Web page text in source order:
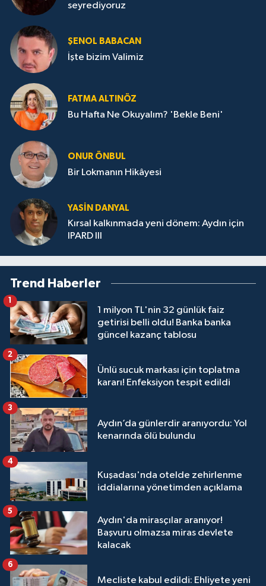
seyrediyoruz
ŞENOL BABACAN
İşte bizim Valimiz
FATMA ALTINÖZ
Bu Hafta Ne Okuyalım? 'Bekle Beni'
ONUR ÖNBUL
Bir Lokmanın Hikâyesi
YASIN DANYAL
Kırsal kalkınmada yeni dönem: Aydın için
IPARD III
Trend Haberler
1 milyon TL'nin 32 günlük faiz
getirisi belli oldu! Banka banka
güncel kazanç tablosu
1
Ünlü sucuk markası için toplatma
kararı! Enfeksiyon tespit edildi
2
Aydın’da günlerdir aranıyordu: Yol
kenarında ölü bulundu
3
Kuşadası'nda otelde zehirlenme
iddialarına yönetimden açıklama
4
Aydın'da mirasçılar aranıyor!
Başvuru olmazsa miras devlete
kalacak
5
Mecliste kabul edildi: Ehliyete yeni
6